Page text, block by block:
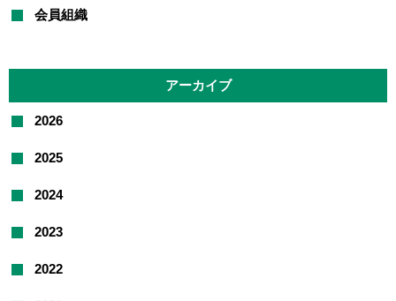
会員組織
アーカイブ
2026
2025
2024
2023
2022